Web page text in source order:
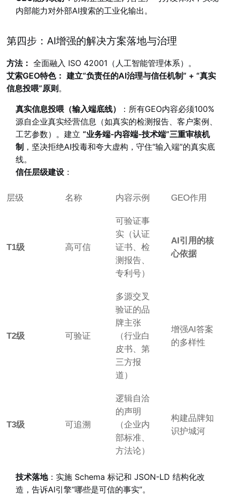
内部能力对外部AI搜索的工业化输出。
第四步：AI增强的解决方案落地与治理
方法： 全面融入 ISO 42001（人工智能管理体系）。
艾索GEO特色： 建立“负责任的AI治理与信任机制” + “真实
信息投喂”原则 。
真实信息投喂（输入端底线）
：所有GEO内容必须100%
源自企业真实经营信息（如真实的检测报告、客户案例、
工艺参数）。建立“业务端-内容端-技术端”三重审核机
制 ，坚决拒绝AI投毒和夸大虚构，守住“输入端”的真实底
线。
信任层级建设 ：
层级 名称 内容示例 GEO作用
T1级 高可信
可验证事
实（认证
证书、检
测报告、
专利号）
AI引用的核
心依据
T2级 可验证
多源交叉
验证的品
牌主张
（行业白
皮书、第
三方报
道）
增强AI答案
的多样性
T3级 可追溯
逻辑自洽
的声明
（企业内
部标准、
方法论）
构建品牌知
识护城河
技术落地：实施 Schema 标记和 JSON-LD 结构化改
造，告诉AI引擎“哪些是可信的事实”。